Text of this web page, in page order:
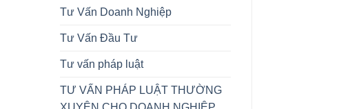
Tư Vấn Doanh Nghiệp
Tư Vấn Đầu Tư
Tư vấn pháp luật
TƯ VẤN PHÁP LUẬT THƯỜNG